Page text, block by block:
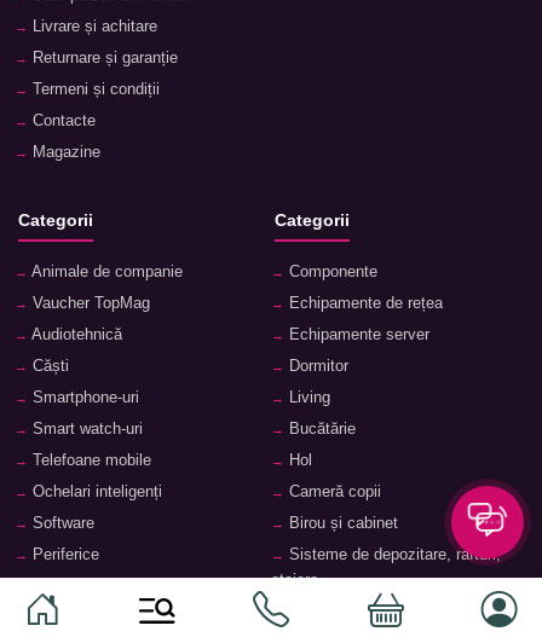
Livrare și achitare
Returnare și garanție
Termeni și condiții
Contacte
Magazine
Categorii
Animale de companie
Vaucher TopMag
Audiotehnică
Căști
Smartphone-uri
Smart watch-uri
Telefoane mobile
Ochelari inteligenți
Software
Periferice
Tablete și accesorii
Categorii
Componente
Echipamente de rețea
Echipamente server
Dormitor
Living
Bucătărie
Hol
Cameră copii
Birou și cabinet
Sisteme de depozitare, rafturi,
etajere
Feronerie și accesorii pentru